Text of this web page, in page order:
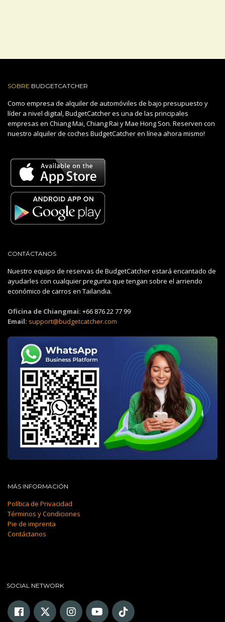
SOBRE BUDGETCATCHER
Como empresa de alquiler de automóviles de bajo presupuesto y
líder a nivel digital, BudgetCatcher es una de las principales
empresas en Chiang Mai, Chiang Rai y Mae Hong Son. Reserven con
nuestro alquiler de coches BudgetCatcher en línea ahora mismo!
CONTÁCTANOS
Nuestro equipo de reservas de BudgetCatcher estará encantado de
ayudarles con cualquier pregunta que tengan sobre el arriendo
económico de carros en Tailandia.
Oficina de Chiangmai: +66 876 22 77 99
Email: support@budgetcatcher.com
MÁS INFORMACIÓN
Política de Privacidad
Términos y Condiciones
Pie de imprenta
Contáctanos
SOCIAL NETWORK